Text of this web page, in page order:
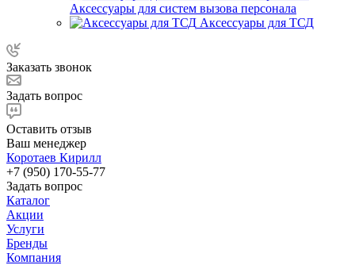
Аксессуары для систем вызова персонала
Аксессуары для ТСД
Заказать звонок
Задать вопрос
Оставить отзыв
Ваш менеджер
Коротаев Кирилл
+7 (950) 170-55-77
Задать вопрос
Каталог
Акции
Услуги
Бренды
Компания